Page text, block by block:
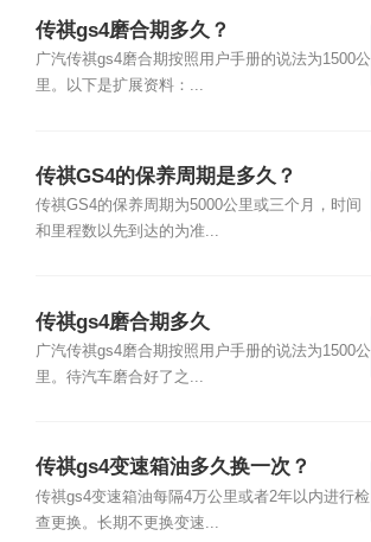
传祺gs4磨合期多久？
广汽传祺gs4磨合期按照用户手册的说法为1500公
里。以下是扩展资料：...
传祺GS4的保养周期是多久？
传祺GS4的保养周期为5000公里或三个月，时间
和里程数以先到达的为准...
传祺gs4磨合期多久
广汽传祺gs4磨合期按照用户手册的说法为1500公
里。待汽车磨合好了之...
传祺gs4变速箱油多久换一次？
传祺gs4变速箱油每隔4万公里或者2年以内进行检
查更换。长期不更换变速...